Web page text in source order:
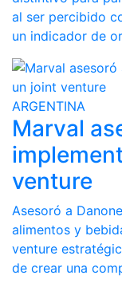
al ser percibido
un indicador de
ARGENTINA
Marval
venture
Asesoró a
alimentos y
venture
de crear una